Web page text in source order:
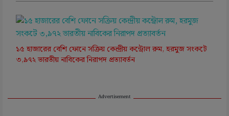
১৫ হাজারের বেশি ফোনে সক্রিয় কেন্দ্রীয় কন্ট্রোল রুম, হরমুজ সংকটে
৩,৯৭২ ভারতীয় নাবিকের নিরাপদ প্রত্যাবর্তন
Advertisement